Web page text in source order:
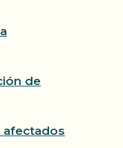
de
afectados